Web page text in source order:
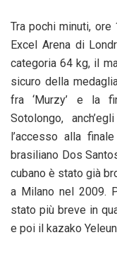
Tra pochi minuti,
Excel Arena di
categoria 64 kg, il
sicuro della
fra ‘Murzy’ e la
Sotolongo,
l’accesso alla
brasiliano Dos
cubano è stato già
a Milano nel 2009.
stato più breve in
e poi il kazako